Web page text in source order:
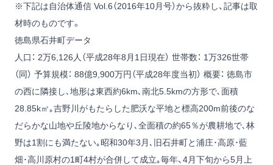
※下記は自治体通信 Vol.6（2016年10月号）から抜粋し、記事は取
材時のものです。
徳島県石井町データ
人口： 2万6,126人（平成28年8月1日現在） 世帯数： 1万326世帯
（同） 予算規模： 88億9,900万円（平成28年度当初） 概要： 徳島市
の西に隣接し､地形は東西約6km､南北5.5kmの方形で､面積
28.85k㎡｡吉野川がもたらした肥沃な平地と標高200m前後のな
だらかな山地や丘陵地からなり､全面積の約65％が農耕地で､林
野は1割にも満たない｡昭和30年3月､旧石井町と浦庄･高原･藍
畑･高川原村の1町4村が合併して成立｡毎年、4月下旬から5月上